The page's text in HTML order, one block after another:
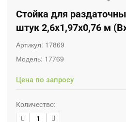
Стойка для
штук 2,6х1,97х0,76 м
Артикул: 17869
Модель: 17769
Цена по запросу
Количество: